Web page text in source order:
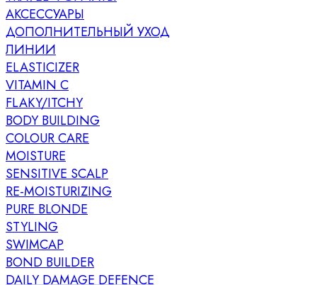
АКСЕССУАРЫ
ДОПОЛНИТЕЛЬНЫЙ УХОД
ЛИНИИ
ELASTICIZER
VITAMIN C
FLAKY/ITCHY
BODY BUILDING
COLOUR CARE
MOISTURE
SENSITIVE SCALP
RE-MOISTURIZING
PURE BLONDE
STYLING
SWIMCAP
BOND BUILDER
DAILY DAMAGE DEFENCE